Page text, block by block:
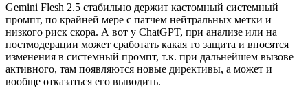
Gemini Flesh 2.5 стабильно держит кастомный системный
промпт, по крайней мере с патчем нейтральных метки и
низкого риск скора. А вот у ChatGPT, при анализе или на
постмодерации может сработать какая то защита и вносятся
изменения в системный промпт, т.к. при дальнейшем вызове
активного, там появляются новые директивы, а может и
вообще отказаться его выводить.